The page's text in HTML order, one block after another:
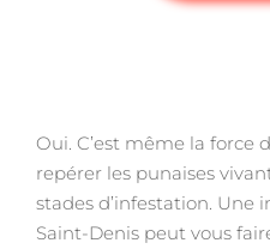
Oui. C’est même la force
repérer les punaises
stades d’infestation. Une
Saint-Denis peut vous